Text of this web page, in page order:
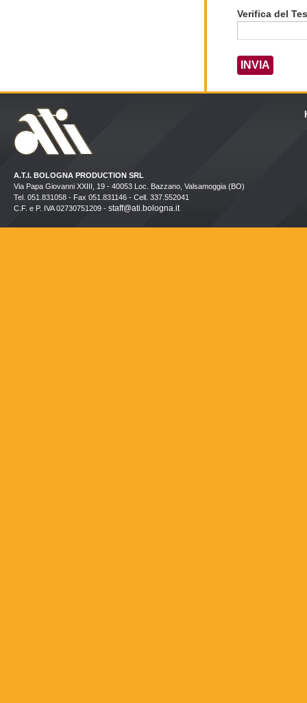
Verifica del
A.T.I. BOLOGNA PRODUCTION SRL
Via Papa Giovanni XXIII, 19 - 40053 Loc. Bazzano, Valsamoggia (BO)
Tel. 051.831058 - Fax 051.831146 - Cell. 337.552041
C.F. e P. IVA 02730751209 - staff@ati.bologna.it